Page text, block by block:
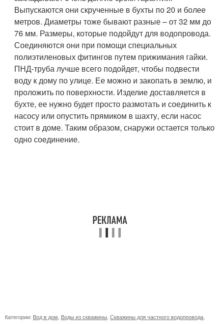
Выпускаются они скрученные в бухты по 20 и более
метров. Диаметры тоже бывают разные – от 32 мм до
76 мм. Размеры, которые подойдут для водопровода.
Соединяются они при помощи специальных
полиэтиленовых фитингов путем прижимания гайки.
ПНД-труба лучше всего подойдет, чтобы подвести
воду к дому по улице. Ее можно и закопать в землю, и
проложить по поверхности. Изделие доставляется в
бухте, ее нужно будет просто размотать и соединить к
насосу или опустить прямиком в шахту, если насос
стоит в доме. Таким образом, снаружи остается только
одно соединение.
Категории: Вод в дом Воды из скважины Скважины для частного водопровода